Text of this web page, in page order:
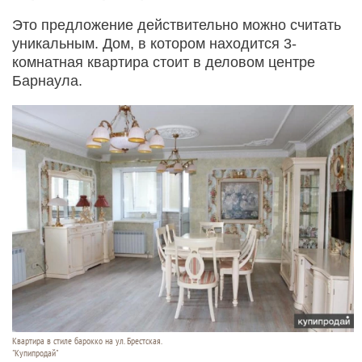
Это предложение действительно можно считать
уникальным. Дом, в котором находится 3-
комнатная квартира стоит в деловом центре
Барнаула.
Квартира в стиле барокко на ул. Брестская.
"Купипродай"